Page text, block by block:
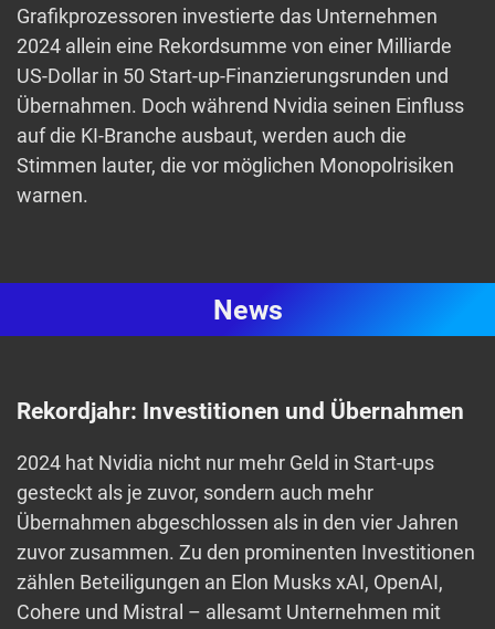
Grafikprozessoren investierte das Unternehmen
2024 allein eine Rekordsumme von einer Milliarde
US-Dollar in 50 Start-up-Finanzierungsrunden und
Übernahmen. Doch während Nvidia seinen Einfluss
auf die KI-Branche ausbaut, werden auch die
Stimmen lauter, die vor möglichen Monopolrisiken
warnen.
News
Rekordjahr: Investitionen und Übernahmen
2024 hat Nvidia nicht nur mehr Geld in Start-ups
gesteckt als je zuvor, sondern auch mehr
Übernahmen abgeschlossen als in den vier Jahren
zuvor zusammen. Zu den prominenten Investitionen
zählen Beteiligungen an Elon Musks xAI, OpenAI,
Cohere und Mistral – allesamt Unternehmen mit